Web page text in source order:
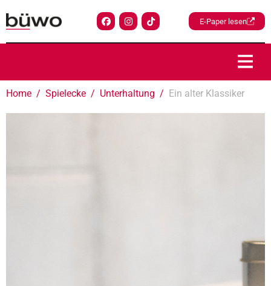
E-Paper lesen
Home Spielecke Unterhaltung Ein alter Klassiker